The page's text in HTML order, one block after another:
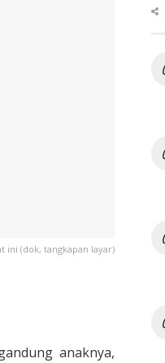
ini (dok, tangkapan layar)
anaknya,